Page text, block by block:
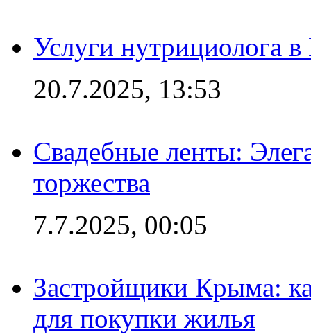
Услуги нутрициолога
20.7.2025, 13:53
Свадебные ленты:
торжества
7.7.2025, 00:05
Застройщики Крыма:
для покупки жилья